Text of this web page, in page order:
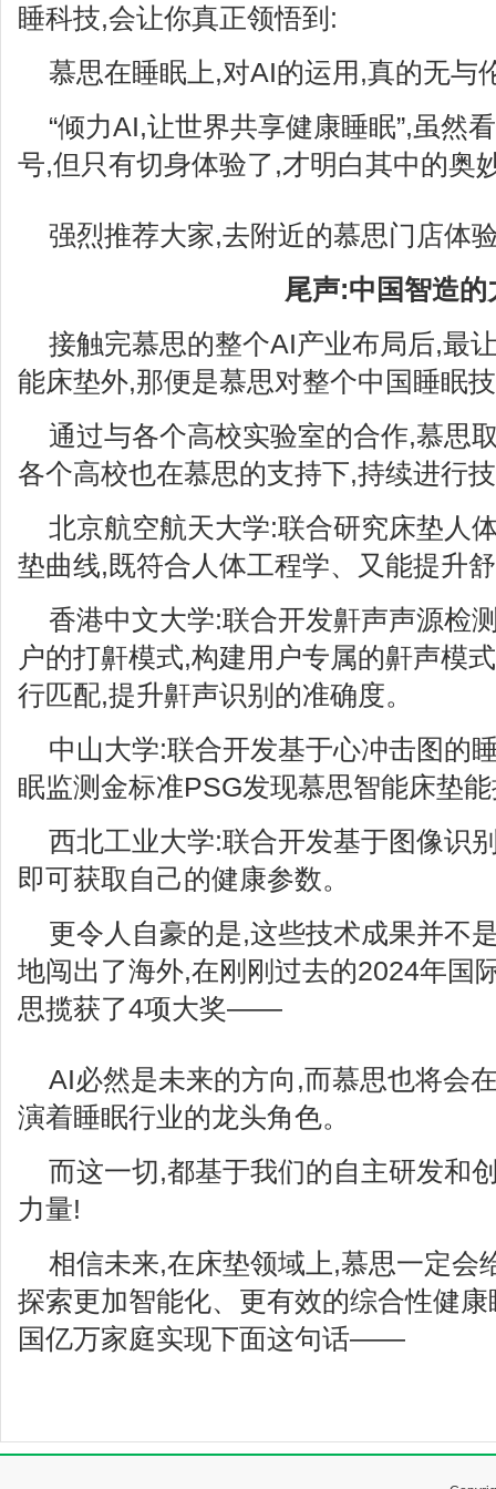
睡科技,会让你真正领悟到:
慕思在睡眠上,对AI的运用,真的无与
“倾力AI,让世界共享健康睡眠”,虽然
号,但只有切身体验了,才明白其中的奥
强烈推荐大家,去附近的慕思门店体
尾声:中国智造的
接触完慕思的整个AI产业布局后,最
能床垫外,那便是慕思对整个中国睡眠
通过与各个高校实验室的合作,慕思
各个高校也在慕思的支持下,持续进行
北京航空航天大学:联合研究床垫人
垫曲线,既符合人体工程学、又能提升
香港中文大学:联合开发鼾声声源检
户的打鼾模式,构建用户专属的鼾声模
行匹配,提升鼾声识别的准确度。
中山大学:联合开发基于心冲击图的
眠监测金标准PSG发现慕思智能床垫
西北工业大学:联合开发基于图像识
即可获取自己的健康参数。
更令人自豪的是,这些技术成果并不
地闯出了海外,在刚刚过去的2024年国
思揽获了4项大奖——
AI必然是未来的方向,而慕思也将会
演着睡眠行业的龙头角色。
而这一切,都基于我们的自主研发和
力量!
相信未来,在床垫领域上,慕思一定会
探索更加智能化、更有效的综合性健
国亿万家庭实现下面这句话——